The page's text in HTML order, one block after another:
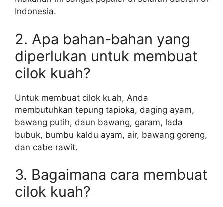
Indonesia.
2. Apa bahan-bahan yang
diperlukan untuk membuat
cilok kuah?
Untuk membuat cilok kuah, Anda
membutuhkan tepung tapioka, daging ayam,
bawang putih, daun bawang, garam, lada
bubuk, bumbu kaldu ayam, air, bawang goreng,
dan cabe rawit.
3. Bagaimana cara membuat
cilok kuah?